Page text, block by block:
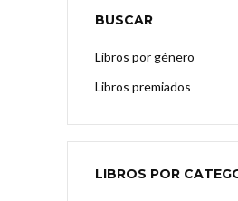
BUSCAR
Libros por género
Libros premiados
LIBROS POR